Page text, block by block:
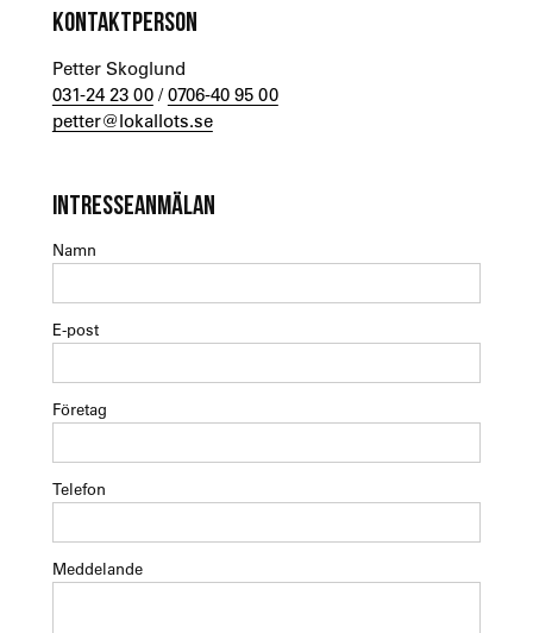
KONTAKTPERSON
Petter Skoglund
031-24 23 00/0706-40 95 00
petter@lokallots.se
INTRESSEANMÄLAN
Namn
E-post
Företag
Telefon
Meddelande